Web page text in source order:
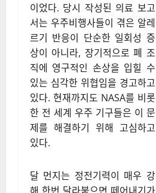
이었다. 당시 작성된 의료 보고
서는 우주비행사들이 겪은 알레
르기 반응이 단순한 일회성 증
상이 아니라, 장기적으로 폐 조
직에 영구적인 손상을 입힐 수
있는 심각한 위협임을 경고하고
있다. 현재까지도 NASA를 비롯
한 전 세계 우주 기구들은 이 문
제를 해결하기 위해 고심하고
있다.
달 먼지는 정전기력이 매우 강